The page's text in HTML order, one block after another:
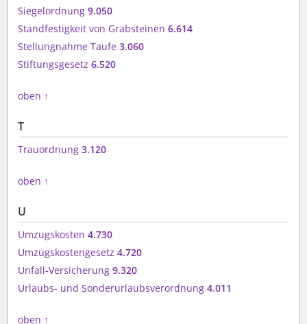
Siegelordnung 9.050
Standfestigkeit von Grabsteinen 6.614
Stellungnahme Taufe 3.060
Stiftungsgesetz 6.520
oben ↑
T
Trauordnung 3.120
oben ↑
U
Umzugskosten 4.730
Umzugskostengesetz 4.720
Unfall-Versicherung 9.320
Urlaubs- und Sonderurlaubsverordnung 4.011
oben ↑